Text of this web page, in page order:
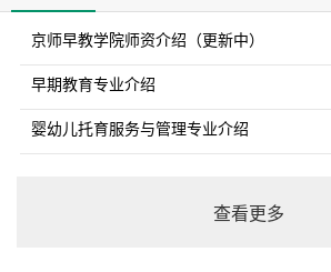
京师早教学院师资介绍（更新中）
早期教育专业介绍
婴幼儿托育服务与管理专业介绍
查看更多